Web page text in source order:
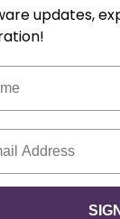
The
updates,
eletrónico